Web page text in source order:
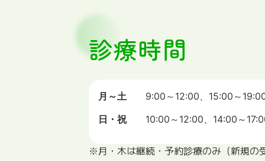
診療時間
月～土 9:00～12:00、15:00～
日・祝10:00～12:00、14:00～
※月・木は継続・予約診療のみ（新規の